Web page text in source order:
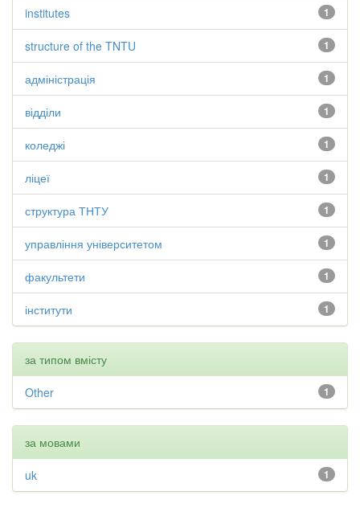
1
institutes
1
structure of the TNTU
1
адміністрація
1
відділи
1
коледжі
1
ліцеї
1
структура ТНТУ
1
управління університетом
1
факультети
1
інститути
за типом вмісту
1
Other
за мовами
1
uk